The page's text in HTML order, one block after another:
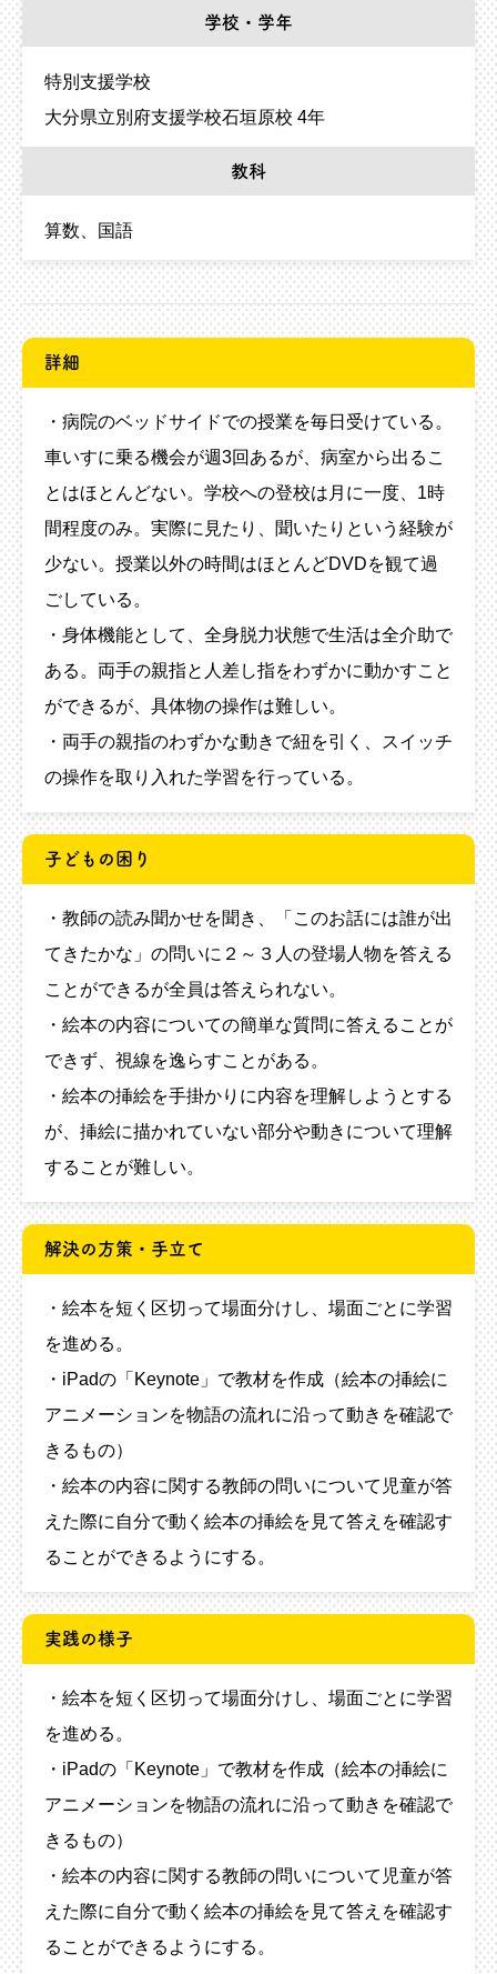
学校・学年
特別支援学校
大分県立別府支援学校石垣原校 4年
教科
算数 国語
詳細
・病院のベッドサイドでの授業を毎日受けている。
車いすに乗る機会が週3回あるが、病室から出るこ
とはほとんどない。学校への登校は月に一度、1時
間程度のみ。実際に見たり、聞いたりという経験が
少ない。授業以外の時間はほとんどDVDを観て過
ごしている。
・身体機能として、全身脱力状態で生活は全介助で
ある。両手の親指と人差し指をわずかに動かすこと
ができるが、具体物の操作は難しい。
・両手の親指のわずかな動きで紐を引く、スイッチ
の操作を取り入れた学習を行っている。
子どもの困り
・教師の読み聞かせを聞き、「このお話には誰が出
てきたかな」の問いに２～３人の登場人物を答える
ことができるが全員は答えられない。
・絵本の内容についての簡単な質問に答えることが
できず、視線を逸らすことがある。
・絵本の挿絵を手掛かりに内容を理解しようとする
が、挿絵に描かれていない部分や動きについて理解
することが難しい。
解決の方策・手立て
・絵本を短く区切って場面分けし、場面ごとに学習
を進める。
・iPadの「Keynote」で教材を作成（絵本の挿絵に
アニメーションを物語の流れに沿って動きを確認で
きるもの）
・絵本の内容に関する教師の問いについて児童が答
えた際に自分で動く絵本の挿絵を見て答えを確認す
ることができるようにする。
実践の様子
・絵本を短く区切って場面分けし、場面ごとに学習
を進める。
・iPadの「Keynote」で教材を作成（絵本の挿絵に
アニメーションを物語の流れに沿って動きを確認で
きるもの）
・絵本の内容に関する教師の問いについて児童が答
えた際に自分で動く絵本の挿絵を見て答えを確認す
ることができるようにする。